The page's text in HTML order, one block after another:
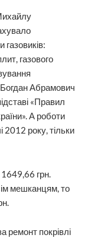
газового
Богдан Абрамович
«Правил
А роботи
2012 року, тільки
1649,66 грн.
мешканцям, то
ремонт покрівлі